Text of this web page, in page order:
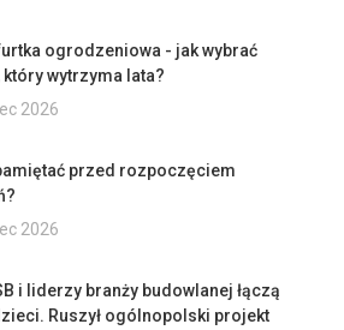
ogrodzeniowa - jak wybrać
który wytrzyma lata?
2026
przed rozpoczęciem
2026
i liderzy branży budowlanej łączą
Ruszył ogólnopolski projekt